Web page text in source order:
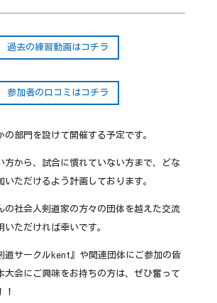
過去の練習動画はコチラ
参加者の口コミはコチラ
の部門を設けて開催する予定です。
方から、試合に慣れていない方まで、どな
いただけるよう計画しております。
の社会人剣道家の方々の団体を越えた交流
いただければ幸いです。
道サークルkent』や関連団体にご参加の皆
大会にご興味をお持ちの方は、ぜひ奮って
！